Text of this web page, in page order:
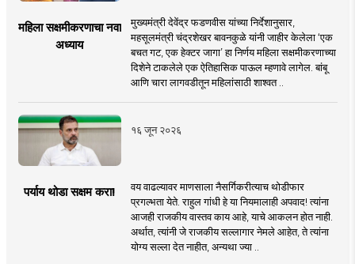
महिला सक्षमीकरणाचा नवा
अध्याय
मुख्यमंत्री देवेंद्र फडणवीस यांच्या निर्देशानुसार,
महसूलमंत्री चंद्रशेखर बावनकुळे यांनी जाहीर केलेला ‘एक
बचत गट, एक हेक्टर जागा’ हा निर्णय महिला सक्षमीकरणाच्या
दिशेने टाकलेले एक ऐतिहासिक पाऊल म्हणावे लागेल. बांबू
आणि चारा लागवडीतून महिलांसाठी शाश्वत ..
१६ जून २०२६
पर्याय थोडा सक्षम करा!
वय वाढल्यावर माणसाला नैसर्गिकरीत्याच थोडीफार
प्रगल्भता येते. राहुल गांधी हे या नियमालाही अपवाद! त्यांना
आजही राजकीय वास्तव काय आहे, याचे आकलन होत नाही.
अर्थात, त्यांनी जे राजकीय सल्लागार नेमले आहेत, ते त्यांना
योग्य सल्ला देत नाहीत, अन्यथा ज्या ..